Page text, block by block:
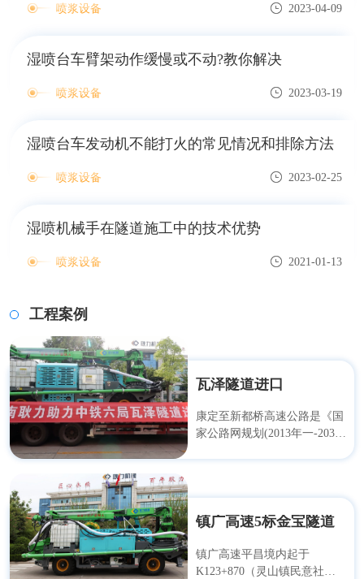
喷浆设备 2023-04-09
湿喷台车臂架动作缓慢或不动?教你解决
喷浆设备 2023-03-19
湿喷台车发动机不能打火的常见情况和排除方法
喷浆设备 2023-02-25
湿喷机械手在隧道施工中的技术优势
喷浆设备 2021-01-13
工程案例
瓦泽隧道进口
康定至新都桥高速公路是《国
家公路网规划(2013年一-2030
纵九横”高速公路网中对外放
射线。项目位于甘孜藏族自治
向，起自康定榆林,顺接在建
的雅叶高速康定过境段,止于
镇广高速5标金宝隧道
镇广高速平昌境内起于
K123+870（灵山镇民意社